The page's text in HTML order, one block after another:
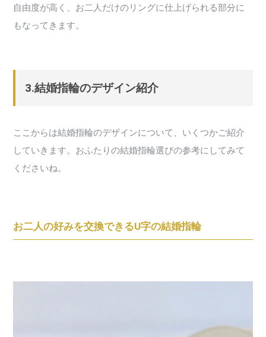
自由度が高く、お二人だけのリングに仕上げられる部分に
もなってきます。
3.結婚指輪のデザイン紹介
ここからは結婚指輪のデザインについて、いくつかご紹介
していきます。おふたりの結婚指輪選びの参考にしてみて
くださいね。
お二人の好みを交換できるU字の結婚指輪